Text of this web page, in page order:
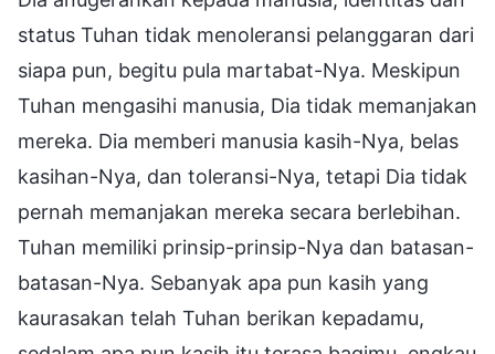
status Tuhan tidak menoleransi pelanggaran dari
siapa pun, begitu pula martabat-Nya. Meskipun
Tuhan mengasihi manusia, Dia tidak memanjakan
mereka. Dia memberi manusia kasih-Nya, belas
kasihan-Nya, dan toleransi-Nya, tetapi Dia tidak
pernah memanjakan mereka secara berlebihan.
Tuhan memiliki prinsip-prinsip-Nya dan batasan-
batasan-Nya. Sebanyak apa pun kasih yang
kaurasakan telah Tuhan berikan kepadamu,